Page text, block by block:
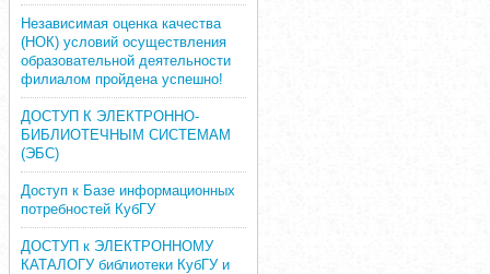
Независимая оценка качества
(НОК) условий осуществления
образовательной деятельности
филиалом пройдена успешно!
ДОСТУП К ЭЛЕКТРОННО-
БИБЛИОТЕЧНЫМ СИСТЕМАМ
(ЭБС)
Доступ к Базе информационных
потребностей КубГУ
ДОСТУП к ЭЛЕКТРОННОМУ
КАТАЛОГУ библиотеки КубГУ и